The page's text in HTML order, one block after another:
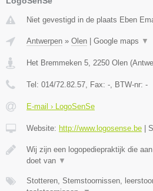
Niet gevestigd in de plaats Eben
Antwerpen » Olen Google maps ▼
Het Bremmeken 5 2250 Olen (
Tel: 014/72.82.57 , Fax: - , BTW-nr: -
E-mail › LogoSenSe
Website: http://www.logosense.be
Wij zijn een logopediepraktijk die
doet van ▼
Stotteren, Stemstoornissen,